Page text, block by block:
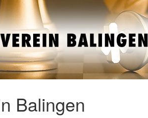
Balingen